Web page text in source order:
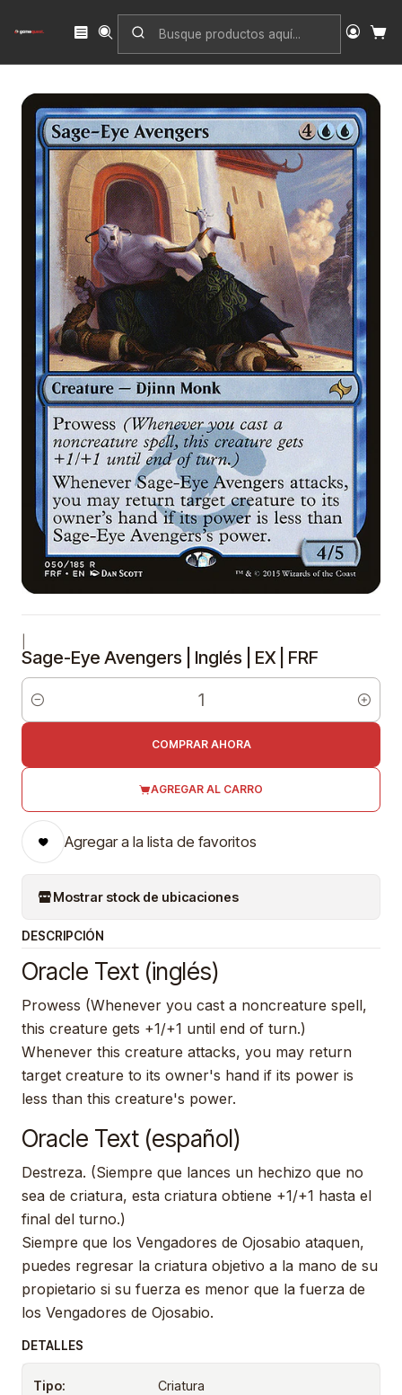
Inicio Singles
Fate Reforged
Sage-Eye Avengers | Inglés | EX | FRF
Sage-Eye Avengers | Inglés | EX | FRF
Cantidad
AGREGAR AL CARRO
COMPRAR AHORA
Agregar a la lista de favoritos
Mostrar stock de ubicaciones
DESCRIPCIÓN
Oracle Text (inglés)
Prowess (Whenever you cast a noncreature spell,
this creature gets +1/+1 until end of turn.)
Whenever this creature attacks, you may return
target creature to its owner's hand if its power is
less than this creature's power.
Oracle Text (español)
Destreza. (Siempre que lances un hechizo que no
sea de criatura, esta criatura obtiene +1/+1 hasta el
final del turno.)
Siempre que los Vengadores de Ojosabio ataquen,
puedes regresar la criatura objetivo a la mano de su
propietario si su fuerza es menor que la fuerza de
los Vengadores de Ojosabio.
DETALLES
Tipo: Criatura